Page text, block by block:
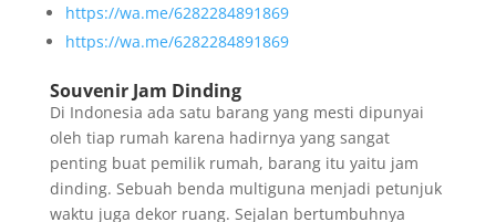
https://wa.me/6282284891869
https://wa.me/6282284891869
Souvenir Jam Dinding
Di Indonesia ada satu barang yang mesti dipunyai
oleh tiap rumah karena hadirnya yang sangat
penting buat pemilik rumah, barang itu yaitu jam
dinding. Sebuah benda multiguna menjadi petunjuk
waktu juga dekor ruang. Sejalan bertumbuhnya